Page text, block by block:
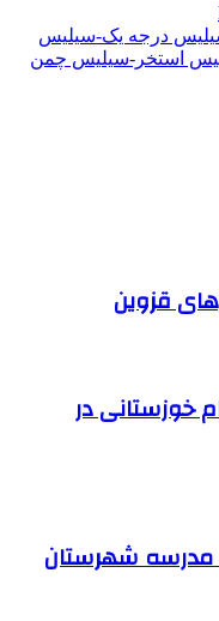
درجه یک-سیلیس
استخر-سیلیس چمن
قزوین
خوزستانی در
مدیر آموزش و پرورش دیّر: ۲۰ مدرسه شهرستان